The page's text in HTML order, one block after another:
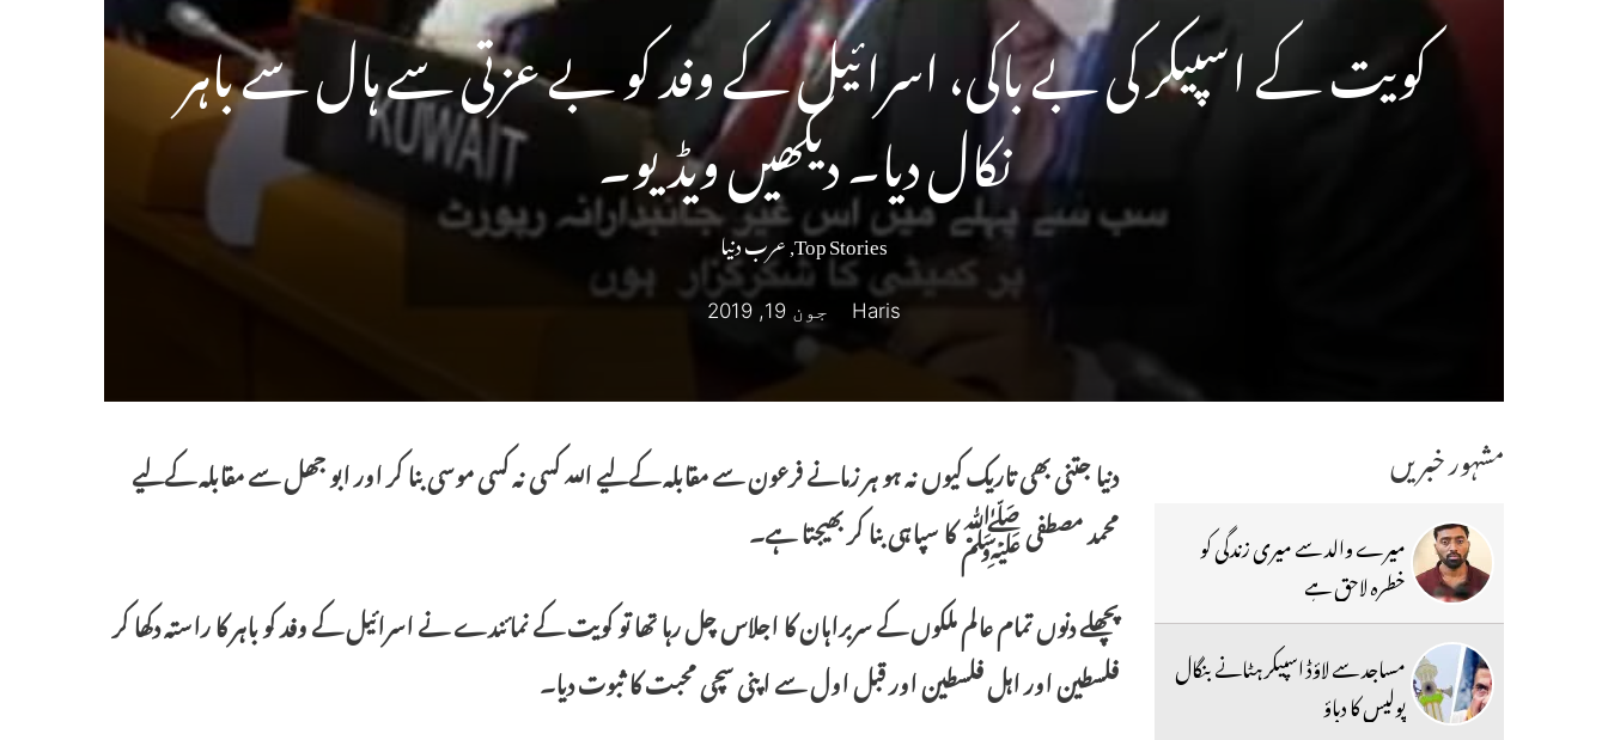
کویت کے اسپیکر کی بے باکی، اسرائیل کے وفد کو بے عزتی سے ہال سے باہر
نکال دیا۔ دیکھیں ویڈیو۔
Top Stories
,عرب دنیا
Haris جون 19, 2019
دنیا جتنی بھی تاریک کیوں نہ ہو ہر زمانے فرعون سے مقابلہ کےلیے اللہ کسی نہ کسی موسی بنا کر اور ابو جھل سے مقابلہ کےلیے
محمد مصطفی ﷺ کا سپاہی بنا کر بھیجتا ہے۔
پچھلے دنوں تمام عالم ملکوں کے سربراہان کا اجلاس چل رہا تھا تو کویت کے نمائندے نے اسرائیل کے وفد کو باہر کا راستہ دکھا کر
فلسطین اور اہل فلسطین اور قبل اول سے اپنی سچی محبت کا ثبوت دیا۔
مشہور خبریں
میرے والد سے میری زندگی کو
خطرہ لاحق ہے
مساجد سے لاؤڈ اسپیکر ہٹانے بنگال
پولیس کا دباؤ